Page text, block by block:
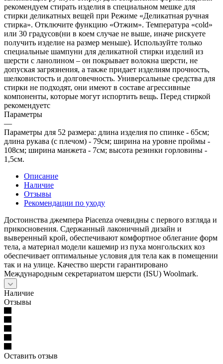
рекомендуем стирать изделия в специальном мешке для
стирки деликатных вещей при Режиме «Деликатная ручная
стирка». Отключите функцию «Отжим». Температура «cold»
или 30 градусов(ни в коем случае не выше, иначе рискуете
получить изделие на размер меньше). Используйте только
специальные шампуни для деликатной стирки изделий из
шерсти с ланолином – он покрывает волокна шерсти, не
допуская загрязнения, а также придает изделиям прочность,
шелковистость и долговечность. Универсальные средства для
стирки не подходят, они имеют в составе агрессивные
компоненты, которые могут испортить вещь. Перед стиркой
рекомендуетс
Параметры
—
Параметры для 52 размера: длина изделия по спинке - 65см;
длина рукава (с плечом) - 79см; ширина на уровне проймы -
108см; ширина манжета - 7см; высота резинки горловины -
1,5см.
Описание
Наличие
Отзывы
Рекомендации по уходу
Достоинства джемпера Piacenza очевидны с первого взгляда и
прикосновения. Сдержанный лаконичный дизайн и
выверенный крой, обеспечивают комфортное облегание форм
тела, а материал модели кашемир из пуха монгольских коз
обеспечивает оптимальные условия для тела как в помещении
так и на улице. Качество шерсти гарантировано
Международным секретариатом шерсти (ISU) Woolmark.
Наличие
Отзывы
Оставить отзыв